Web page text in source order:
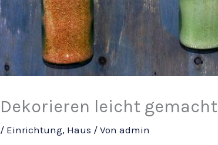
Dekorieren leicht gemacht
/ Einrichtung, Haus / Vonadmin